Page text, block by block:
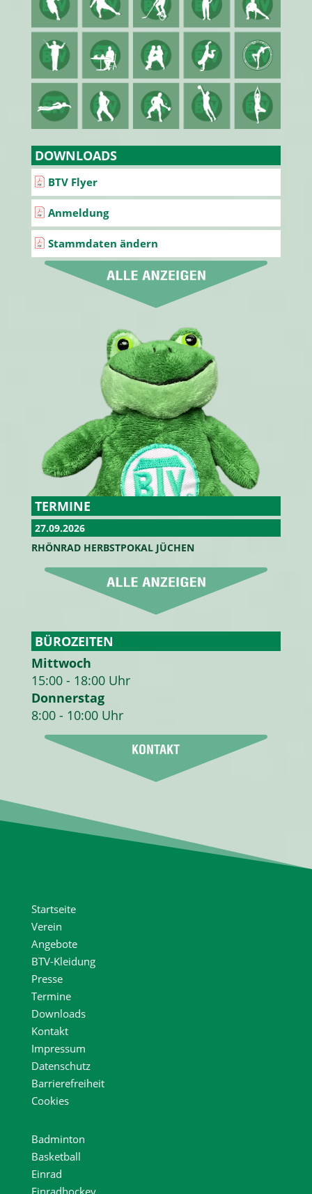
DOWNLOADS
BTV Flyer
Anmeldung
Stammdaten ändern
TERMINE
27.09.2026
RHÖNRAD HERBSTPOKAL JÜCHEN
BÜROZEITEN
Mittwoch
15:00 - 18:00 Uhr
Donnerstag
8:00 - 10:00 Uhr
Startseite
Verein
Angebote
BTV-Kleidung
Presse
Termine
Downloads
Kontakt
Impressum
Datenschutz
Barrierefreiheit
Cookies
Badminton
Basketball
Einrad